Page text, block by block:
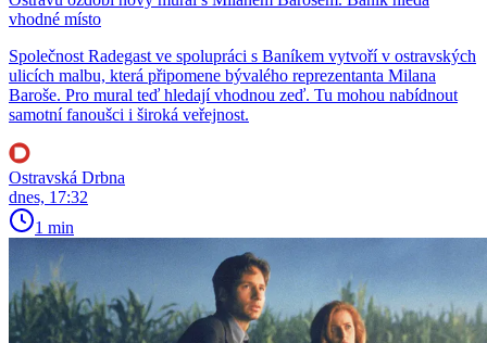
vhodné místo
Společnost Radegast ve spolupráci s Baníkem vytvoří v ostravských
ulicích malbu, která připomene bývalého reprezentanta Milana
Baroše. Pro mural teď hledají vhodnou zeď. Tu mohou nabídnout
samotní fanoušci i široká veřejnost.
Ostravská Drbna
dnes, 17:32
1 min